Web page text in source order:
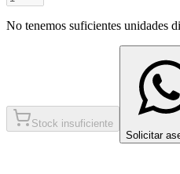
No tenemos suficientes unidades
Stock insuficiente
Solicitar